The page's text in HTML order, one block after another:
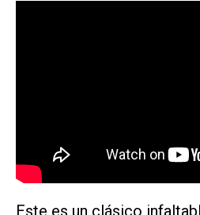
Este es un clásico